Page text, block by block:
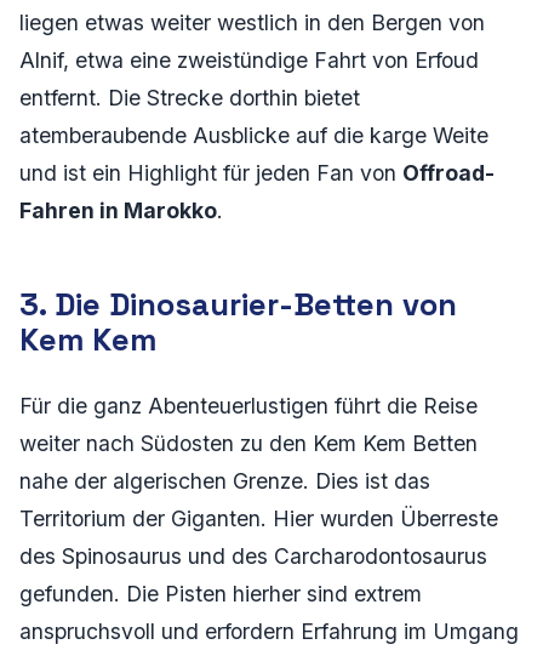
liegen etwas weiter westlich in den Bergen von
Alnif, etwa eine zweistündige Fahrt von Erfoud
entfernt. Die Strecke dorthin bietet
atemberaubende Ausblicke auf die karge Weite
und ist ein Highlight für jeden Fan von Offroad-
Fahren in Marokko.
3. Die Dinosaurier-Betten von
Kem Kem
Für die ganz Abenteuerlustigen führt die Reise
weiter nach Südosten zu den Kem Kem Betten
nahe der algerischen Grenze. Dies ist das
Territorium der Giganten. Hier wurden Überreste
des Spinosaurus und des Carcharodontosaurus
gefunden. Die Pisten hierher sind extrem
anspruchsvoll und erfordern Erfahrung im Umgang